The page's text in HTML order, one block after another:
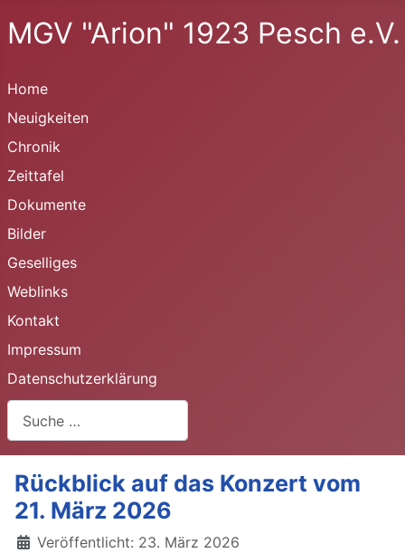
MGV "Arion" 1923 Pesch e.V.
Home
Neuigkeiten
Chronik
Zeittafel
Dokumente
Bilder
Geselliges
Weblinks
Kontakt
Impressum
Datenschutzerklärung
Rückblick auf das Konzert vom
21. März 2026
Details
Veröffentlicht: 23. März 2026